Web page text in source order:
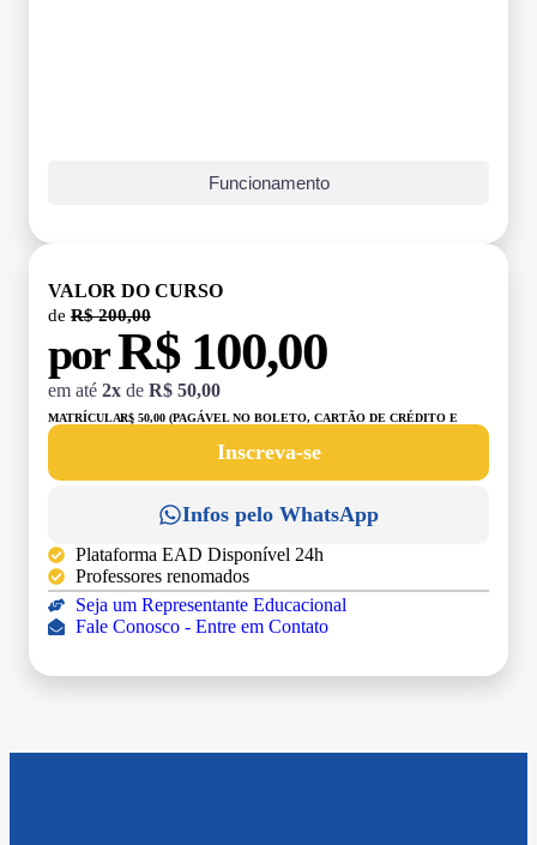
Funcionamento
VALOR DO CURSO
de R$ 200,00
porR$ 100,00
em até 2x de R$ 50,00
MATRÍCULA:R$ 50,00 (PAGÁVEL NO BOLETO, CARTÃO DE CRÉDITO E
Inscreva-se
Infos pelo WhatsApp
Plataforma EAD Disponível 24h
Professores renomados
Seja um Representante Educacional
Fale Conosco - Entre em Contato